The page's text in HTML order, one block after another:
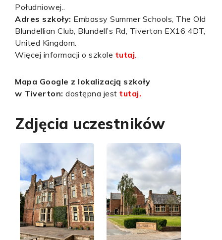
Południowej..
Adres szkoły: Embassy Summer Schools, The Old
Blundellian Club, Blundell’s Rd, Tiverton EX16 4DT,
United Kingdom.
Więcej informacji o szkole tutaj.
Mapa Google z lokalizacją szkoły
w Tiverton: dostępna jest tutaj.
Zdjęcia uczestników